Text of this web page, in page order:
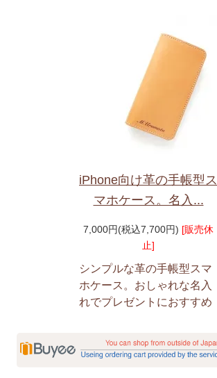
iPhone向け革の手帳型ス
マホケース。名入...
7,000円(税込7,700円) [販売休
止]
シンプルな革の手帳型スマ
ホケース。おしゃれな名入
れでプレゼントにおすすめ